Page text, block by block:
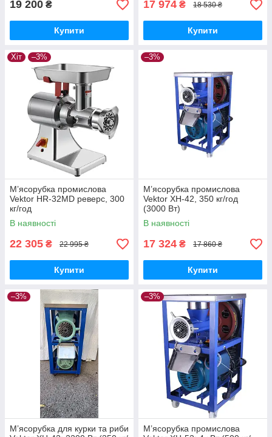
19 200 ₴
Купити
17 974 ₴ 18 530 ₴
Купити
Хіт –3%
М’ясорубка промислова
Vektor HR-32MD реверс, 300
кг/год
В наявності
22 305 ₴ 22 995 ₴
Купити
–3%
М’ясорубка промислова
Vektor XH-42, 350 кг/год
(3000 Вт)
В наявності
17 324 ₴ 17 860 ₴
Купити
–3%
М’ясорубка для курки та риби
–3%
М’ясорубка промислова